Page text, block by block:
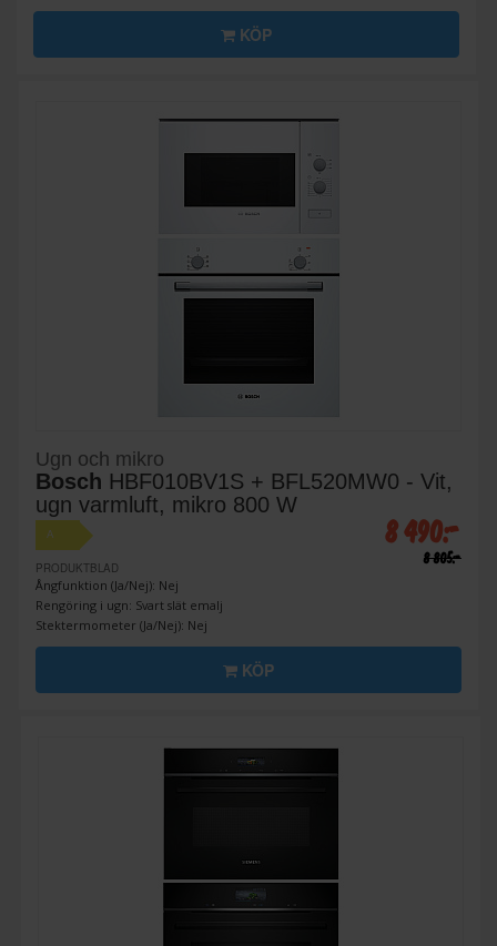
KÖP
Ugn och mikro
Bosch HBF010BV1S + BFL520MW0 - Vit,
ugn varmluft, mikro 800 W
A
PRODUKTBLAD
Ångfunktion (Ja/Nej): Nej
Rengöring i ugn: Svart slät emalj
Stektermometer (Ja/Nej): Nej
8 490:-
8 805:-
KÖP